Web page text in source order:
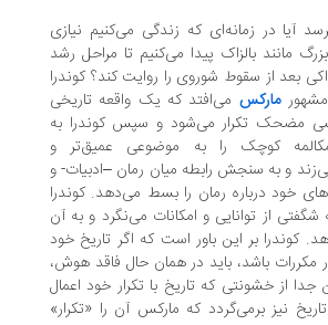
در زمانه‌ای که زندگی می‌کنیم نیازی
بالزاک پیدا می‌کنیم تا مراحل رشد
سقوط شوروی را روایت کند؟ کوندرا
مارکس می‌افتد که یک واقعه تاریخی
تکرار می‌شود و سپس کوندرا به
را به موضوعی عمیق‌تر و
سنجش رابطه میان رمان –ادبیات- و
درباره رمان را بسط می‌دهد. کوندرا
توانایی و امکانات می‌‌نگرد و به آن
بر این باور است که اگر تاریخ ‌خود
باشد، باید در همان حال فاقد هوش،
که تاریخ با تکرار خود اعمال
برمی‌گردد که مارکس آن را «تکرار»